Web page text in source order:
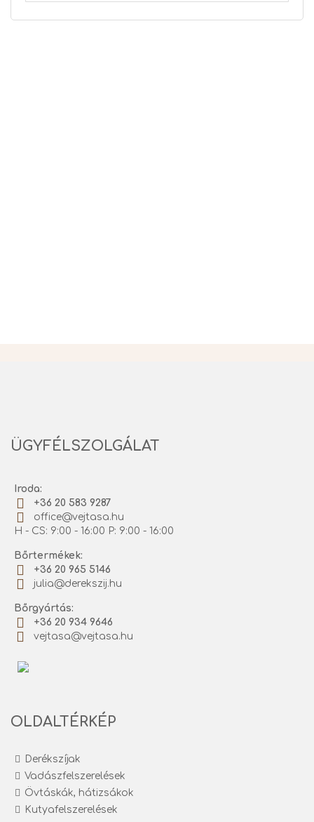
ÜGYFÉLSZOLGÁLAT
Iroda:
+36 20 583 9287
office@vejtasa.hu
H - CS: 9:00 - 16:00 P: 9:00 - 16:00
Bőrtermékek:
+36 20 965 5146
julia@derekszij.hu
Bőrgyártás:
+36 20 934 9646
vejtasa@vejtasa.hu
OLDALTÉRKÉP
Derékszíjak
Vadászfelszerelések
Övtáskák, hátizsákok
Kutyafelszerelések